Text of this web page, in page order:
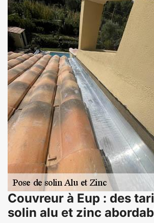
Couvreur à Eup : des
solin alu et zinc